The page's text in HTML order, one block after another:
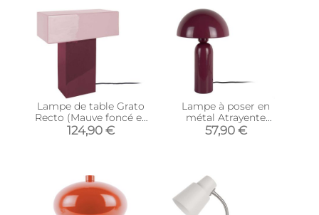
Lampe de table Grato
Recto (Mauve foncé et
lavande)
124,90 €
Lampe à poser en
métal Atrayente
(Violet)
57,90 €